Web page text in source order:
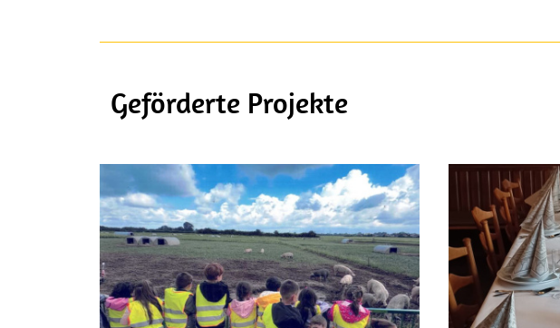
Geförderte Projekte